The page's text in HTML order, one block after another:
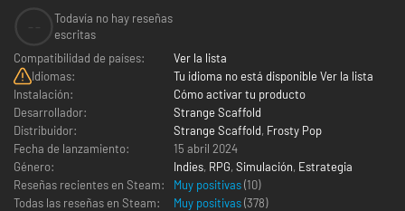
Todavía no hay reseñas
escritas
Compatibilidad de países:
Ver la lista
Idiomas:
Tu idioma no está disponible Ver la lista
Instalación:
Cómo activar tu producto
Desarrollador:
Strange Scaffold
Distribuidor:
Strange Scaffold, Frosty Pop
Fecha de lanzamiento:
15 abril 2024
Género:
Indies, RPG, Simulación, Estrategia
Reseñas recientes en Steam:
Muy positivas(10)
Todas las reseñas en Steam:
Muy positivas(378)